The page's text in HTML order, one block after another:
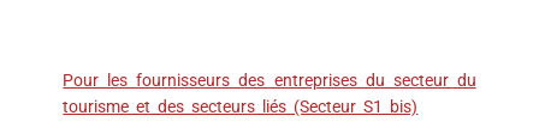
Pour les fournisseurs des entreprises du secteur du
tourisme et des secteurs liés (Secteur S1 bis)